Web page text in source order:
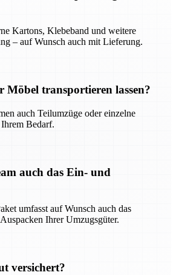
Kartons, Klebeband und weitere
– auf Wunsch auch mit Lieferung.
transportieren lassen?
auch Teilumzüge oder einzelne
Bedarf.
auch das Ein- und
umfasst auf Wunsch auch das
Ihrer Umzugsgüter.
versichert?